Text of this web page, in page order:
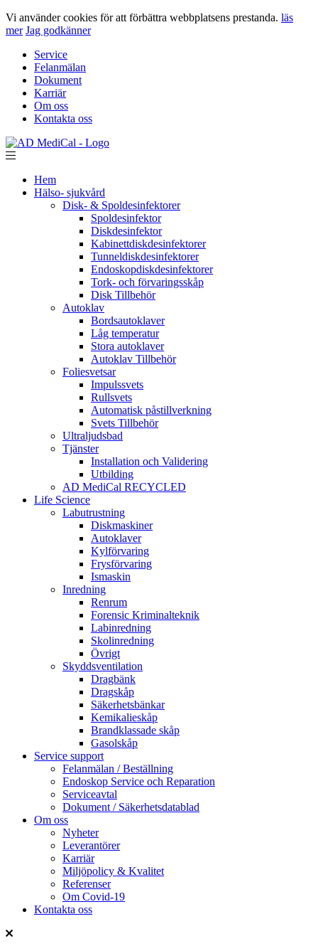
Vi använder cookies för att förbättra webbplatsens prestanda. läs
mer Jag godkänner
Service
Felanmälan
Dokument
Karriär
Om oss
Kontakta oss
Hem
Hälso- sjukvård
Disk- & Spoldesinfektorer
Spoldesinfektor
Diskdesinfektor
Kabinettdiskdesinfektorer
Tunneldiskdesinfektorer
Endoskopdiskdesinfektorer
Tork- och förvaringsskåp
Disk Tillbehör
Autoklav
Bordsautoklaver
Låg temperatur
Stora autoklaver
Autoklav Tillbehör
Foliesvetsar
Impulssvets
Rullsvets
Automatisk påstillverkning
Svets Tillbehör
Ultraljudsbad
Tjänster
Installation och Validering
Utbilding
AD MediCal RECYCLED
Life Science
Labutrustning
Diskmaskiner
Autoklaver
Kylförvaring
Frysförvaring
Ismaskin
Inredning
Renrum
Forensic Kriminalteknik
Labinredning
Skolinredning
Övrigt
Skyddsventilation
Dragbänk
Dragskåp
Säkerhetsbänkar
Kemikalieskåp
Brandklassade skåp
Gasolskåp
Service support
Felanmälan / Beställning
Endoskop Service och Reparation
Serviceavtal
Dokument / Säkerhetsdatablad
Om oss
Nyheter
Leverantörer
Karriär
Miljöpolicy & Kvalitet
Referenser
Om Covid-19
Kontakta oss